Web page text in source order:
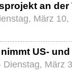
an der
März
US-
Dienstag, März